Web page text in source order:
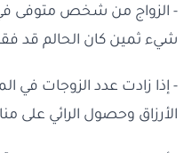
- الزواج من شخص متوفى في
شيء ثمين كان الحالم قد
- إذا زادت عدد الزوجات في
الأرزاق وحصول الرائي على